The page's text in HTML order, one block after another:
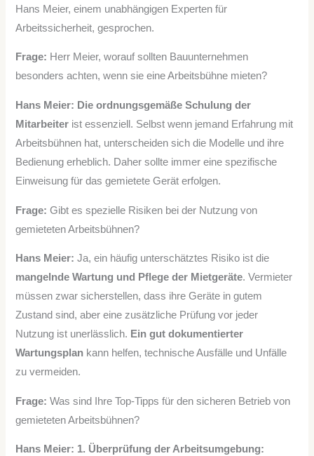
Hans Meier, einem unabhängigen Experten für
Arbeitssicherheit, gesprochen.
Frage: Herr Meier, worauf sollten Bauunternehmen
besonders achten, wenn sie eine Arbeitsbühne mieten?
Hans Meier: Die ordnungsgemäße Schulung der
Mitarbeiter ist essenziell. Selbst wenn jemand Erfahrung mit
Arbeitsbühnen hat, unterscheiden sich die Modelle und ihre
Bedienung erheblich. Daher sollte immer eine spezifische
Einweisung für das gemietete Gerät erfolgen.
Frage: Gibt es spezielle Risiken bei der Nutzung von
gemieteten Arbeitsbühnen?
Hans Meier: Ja, ein häufig unterschätztes Risiko ist die
mangelnde Wartung und Pflege der Mietgeräte. Vermieter
müssen zwar sicherstellen, dass ihre Geräte in gutem
Zustand sind, aber eine zusätzliche Prüfung vor jeder
Nutzung ist unerlässlich. Ein gut dokumentierter
Wartungsplan kann helfen, technische Ausfälle und Unfälle
zu vermeiden.
Frage: Was sind Ihre Top-Tipps für den sicheren Betrieb von
gemieteten Arbeitsbühnen?
Hans Meier: 1. Überprüfung der Arbeitsumgebung: